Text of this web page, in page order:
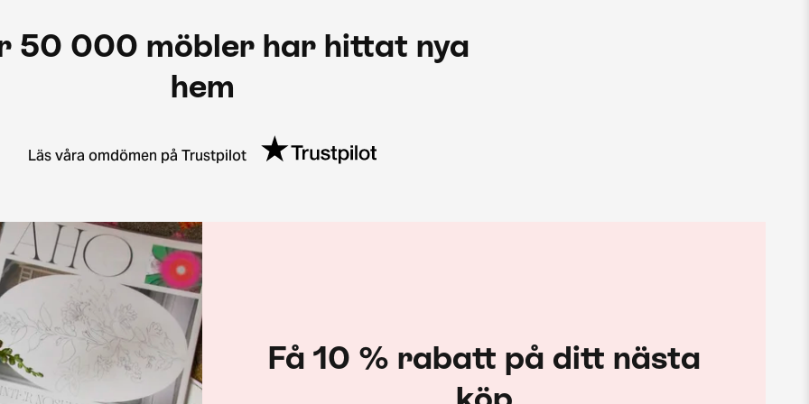
50 000 möbler har hittat nya
hem
Läs våra omdömen på Trustpilot
Få 10 % rabatt på ditt nästa